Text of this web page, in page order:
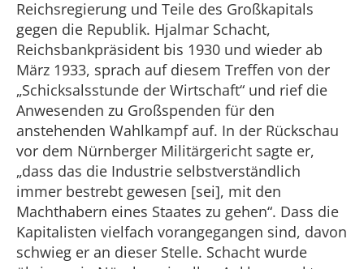
Reichsregierung und Teile des Großkapitals
gegen die Republik. Hjalmar Schacht,
Reichsbankpräsident bis 1930 und wieder ab
März 1933, sprach auf diesem Treffen von der
„Schicksalsstunde der Wirtschaft“ und rief die
Anwesenden zu Großspenden für den
anstehenden Wahlkampf auf. In der Rückschau
vor dem Nürnberger Militärgericht sagte er,
„dass das die Industrie selbstverständlich
immer bestrebt gewesen [sei], mit den
Machthabern eines Staates zu gehen“. Dass die
Kapitalisten vielfach vorangegangen sind, davon
schwieg er an dieser Stelle. Schacht wurde